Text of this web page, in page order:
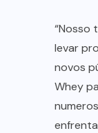
“Nosso
levar
novos
Whey